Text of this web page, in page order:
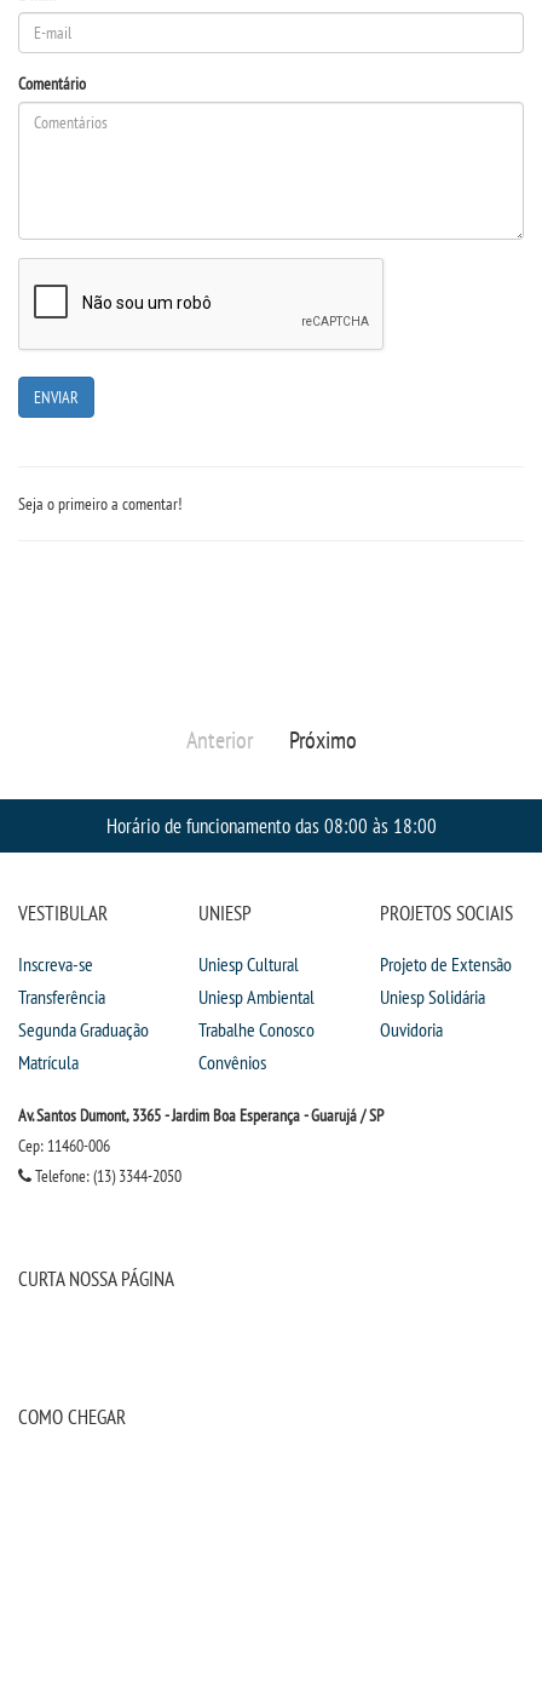
Comentário
Seja o primeiro a comentar!
Anterior Próximo
Horário de funcionamento das 08:00 às 18:00
VESTIBULAR
Inscreva-se
Transferência
Segunda Graduação
Matrícula
UNIESP
Uniesp Cultural
Uniesp Ambiental
Trabalhe Conosco
Convênios
PROJETOS SOCIAIS
Projeto de Extensão
Uniesp Solidária
Ouvidoria
Av. Santos Dumont, 3365 - Jardim Boa Esperança - Guarujá / SP
Cep: 11460-006
Telefone: (13) 3344-2050
CURTA NOSSA PÁGINA
COMO CHEGAR